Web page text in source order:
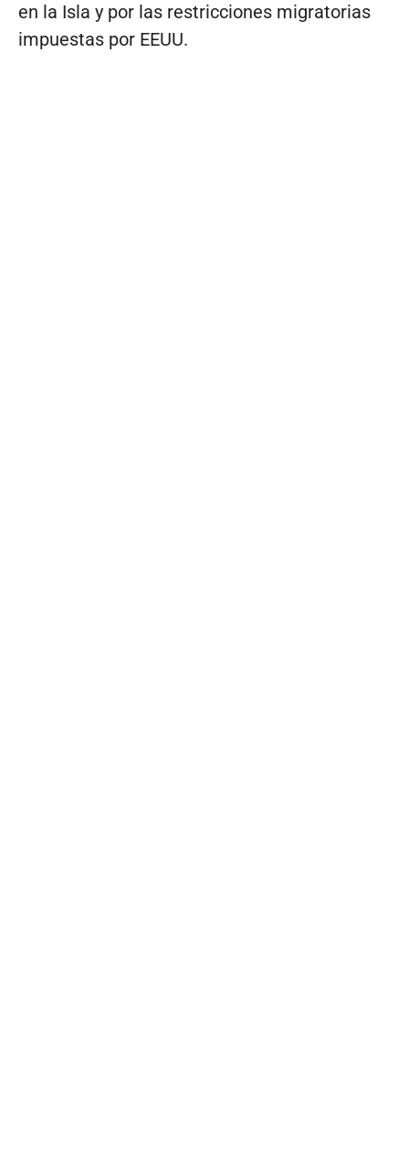
en la Isla y por las restricciones migratorias
impuestas por EEUU.